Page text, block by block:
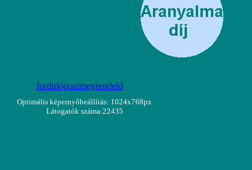
fordulópontmegrendelő
Optimális képernyőbeállítás: 1024x768px
Látogatók száma:22435